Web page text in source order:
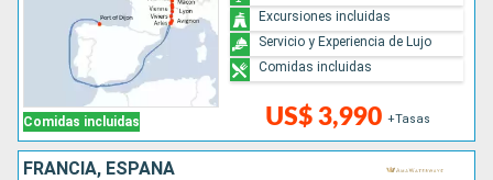
Comidas incluidas US$ 3,990 +Tasas
Excursiones incluidas
Servicio y Experiencia de Lujo
Comidas incluidas
FRANCIA, ESPAÑA